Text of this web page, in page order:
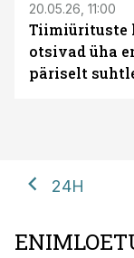
20.05.26, 11:00
Tiimiürituste
otsivad üha
päriselt
24H